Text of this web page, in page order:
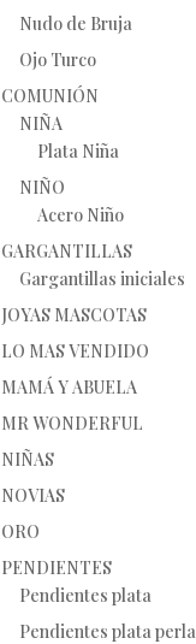
Nudo de Bruja
Ojo Turco
COMUNIÓN
NIÑA
Plata Niña
NIÑO
Acero Niño
GARGANTILLAS
Gargantillas iniciales
JOYAS MASCOTAS
LO MAS VENDIDO
MAMÁ Y ABUELA
MR WONDERFUL
NIÑAS
NOVIAS
ORO
PENDIENTES
Pendientes plata
Pendientes plata perla